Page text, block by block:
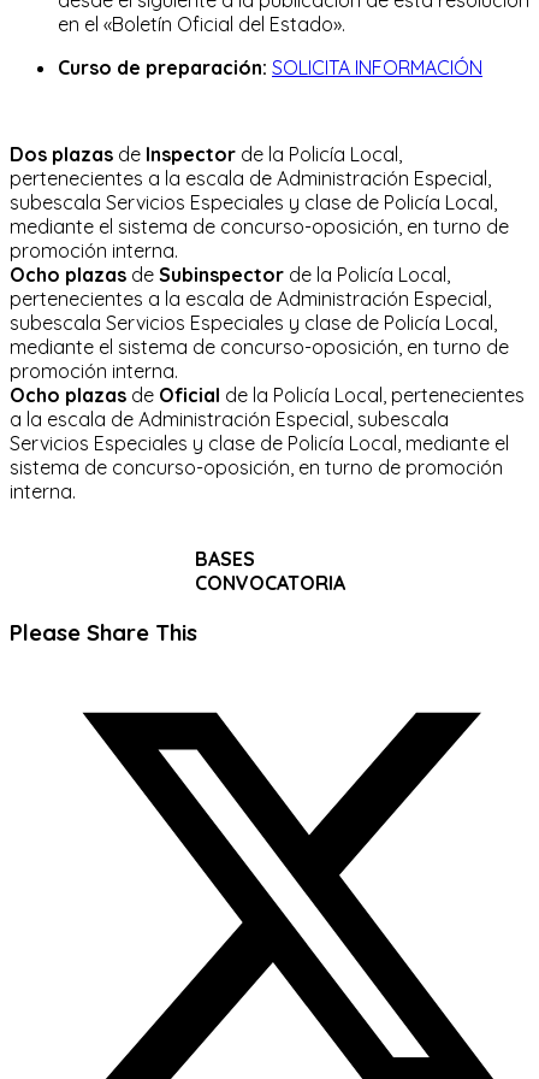
en el «Boletín Oficial del Estado».
Curso de preparación: SOLICITA INFORMACIÓN
Dos plazas de Inspector de la Policía Local,
pertenecientes a la escala de Administración Especial,
subescala Servicios Especiales y clase de Policía Local,
mediante el sistema de concurso-oposición, en turno de
promoción interna.
Ocho plazas de Subinspector de la Policía Local,
pertenecientes a la escala de Administración Especial,
subescala Servicios Especiales y clase de Policía Local,
mediante el sistema de concurso-oposición, en turno de
promoción interna.
Ocho plazas de Oficial de la Policía Local, pertenecientes
a la escala de Administración Especial, subescala
Servicios Especiales y clase de Policía Local, mediante el
sistema de concurso-oposición, en turno de promoción
interna.
BASES
CONVOCATORIA
Please Share ThisCompartir